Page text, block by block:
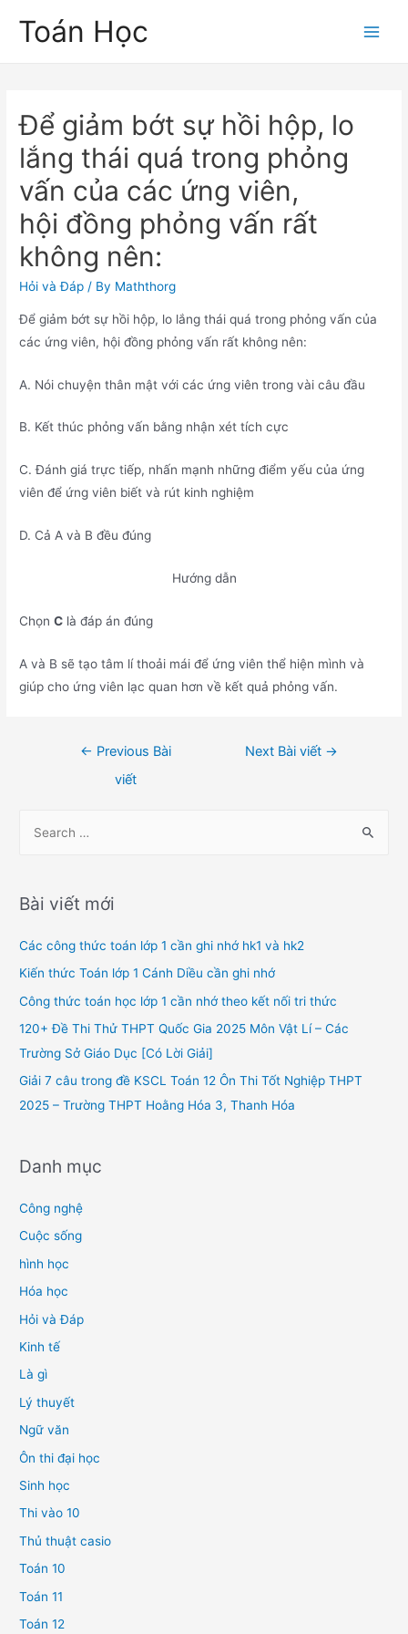
Toán Học
Để giảm bớt sự hồi hộp, lo
lắng thái quá trong phỏng
vấn của các ứng viên,
hội đồng phỏng vấn rất
không nên:
Hỏi và Đáp / By Maththorg
Để giảm bớt sự hồi hộp, lo lắng thái quá trong phỏng vấn của
các ứng viên, hội đồng phỏng vấn rất không nên:
A. Nói chuyện thân mật với các ứng viên trong vài câu đầu
B. Kết thúc phỏng vấn bằng nhận xét tích cực
C. Đánh giá trực tiếp, nhấn mạnh những điểm yếu của ứng
viên để ứng viên biết và rút kinh nghiệm
D. Cả A và B đều đúng
Hướng dẫn
ChọnC là đáp án đúng
A và B sẽ tạo tâm lí thoải mái để ứng viên thể hiện mình và
giúp cho ứng viên lạc quan hơn về kết quả phỏng vấn.
← Previous Bài
viết
Next Bài viết →
r
h
f
o
Bài viết mới
Các công thức toán lớp 1 cần ghi nhớ hk1 và hk2
Kiến thức Toán lớp 1 Cánh Diều cần ghi nhớ
Công thức toán học lớp 1 cần nhớ theo kết nối tri thức
120+ Đề Thi Thử THPT Quốc Gia 2025 Môn Vật Lí – Các
Trường Sở Giáo Dục [Có Lời Giải]
Giải 7 câu trong đề KSCL Toán 12 Ôn Thi Tốt Nghiệp THPT
2025 – Trường THPT Hoằng Hóa 3, Thanh Hóa
Danh mục
Công nghệ
Cuộc sống
hình học
Hóa học
Hỏi và Đáp
Kinh tế
Là gì
Lý thuyết
Ngữ văn
Ôn thi đại học
Sinh học
Thi vào 10
Thủ thuật casio
Toán 10
Toán 11
Toán 12